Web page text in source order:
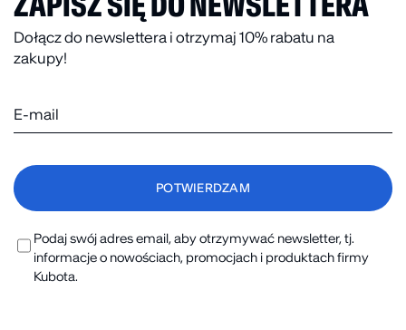
Dołącz do newslettera i otrzymaj 10% rabatu na
zakupy!
Podaj swój adres email, aby otrzymywać newsletter, tj.
informacje o nowościach, promocjach i produktach firmy
Kubota.